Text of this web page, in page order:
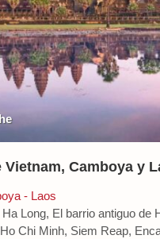
Vietnam, Camboya y
- Laos
Long, El barrio antiguo de
Chi Minh, Siem Reap,